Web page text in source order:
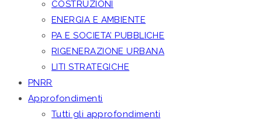
COSTRUZIONI
ENERGIA E AMBIENTE
PA E SOCIETA’ PUBBLICHE
RIGENERAZIONE URBANA
LITI STRATEGICHE
PNRR
Approfondimenti
Tutti gli approfondimenti